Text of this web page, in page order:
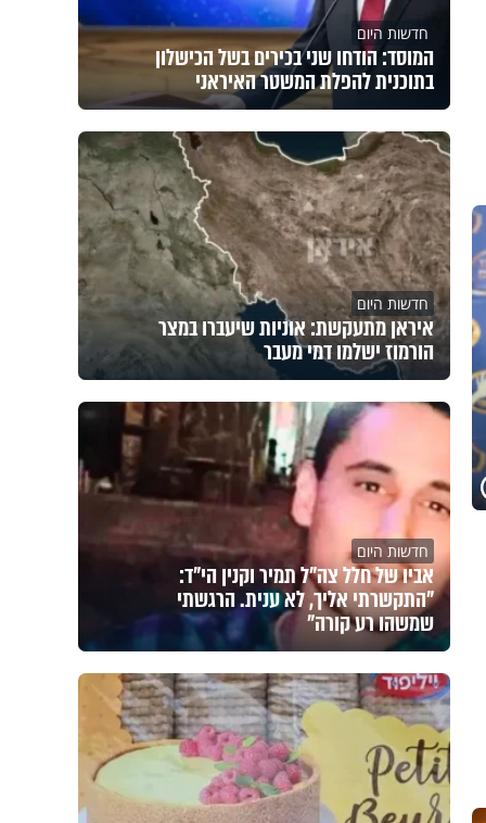
חדשות היום
המוסד: הודחו שני בכירים בשל הכישלון
בתוכנית להפלת המשטר האיראני
חדשות היום
איראן מתעקשת: אוניות שיעברו במצר
הורמוז ישלמו דמי מעבר
חדשות היום
אביו של חלל צה"ל תמיר וקנין הי"ד:
"התקשרתי אליך, לא ענית. הרגשתי
שמשהו רע קורה"